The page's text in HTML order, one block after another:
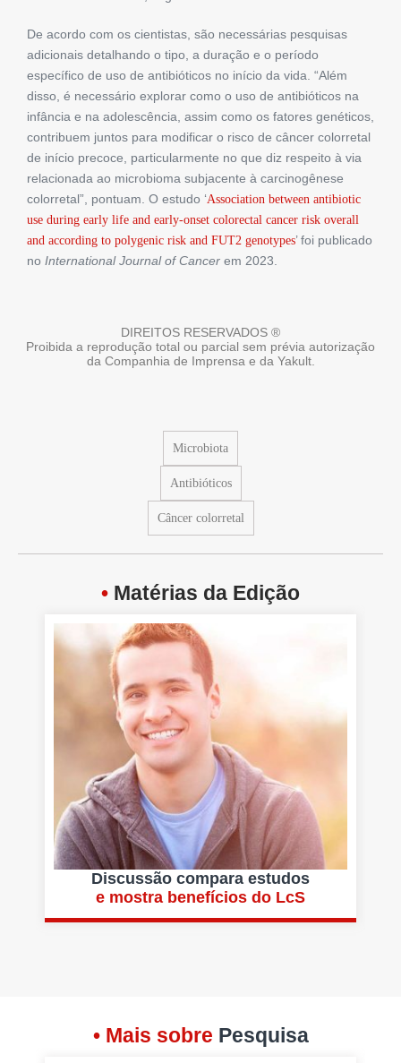
De acordo com os cientistas, são necessárias pesquisas
adicionais detalhando o tipo, a duração e o período
específico de uso de antibióticos no início da vida. “Além
disso, é necessário explorar como o uso de antibióticos na
infância e na adolescência, assim como os fatores genéticos,
contribuem juntos para modificar o risco de câncer colorretal
de início precoce, particularmente no que diz respeito à via
relacionada ao microbioma subjacente à carcinogênese
colorretal”, pontuam. O estudo ‘Association between antibiotic
use during early life and early-onset colorectal cancer risk overall
and according to polygenic risk and FUT2 genotypes’ foi publicado
no International Journal of Cancer em 2023.
DIREITOS RESERVADOS ®
Proibida a reprodução total ou parcial sem prévia autorização
da Companhia de Imprensa e da Yakult.
Microbiota
Antibióticos
Câncer colorretal
• Matérias da Edição
Discussão compara estudos
e mostra benefícios do LcS
• Mais sobre Pesquisa